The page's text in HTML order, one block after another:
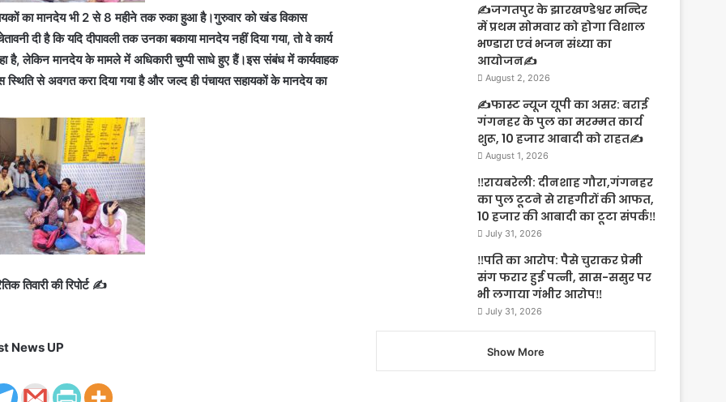
का मानदेय भी 2 से 8 महीने तक रुका हुआ है।गुरुवार को खंड विकास
दी है कि यदि दीपावली तक उनका बकाया मानदेय नहीं दिया गया, तो वे कार्य
है, लेकिन मानदेय के मामले में अधिकारी चुप्पी साधे हुए हैं।इस संबंध में कार्यवाहक
स्थिति से अवगत करा दिया गया है और जल्द ही पंचायत सहायकों के मानदेय का
तिवारी की रिपोर्ट ✍️
News UP
✍️जगतपुर के झारखण्डेश्वर मन्दिर
में प्रथम सोमवार को होगा विशाल
भण्डारा एवं भजन संध्या का
आयोजन✍️
August 2, 2026
✍️फास्ट न्यूज यूपी का असर: बराई
गंगनहर के पुल का मरम्मत कार्य
शुरू, 10 हजार आबादी को राहत✍️
August 1, 2026
‼️रायबरेली: दीनशाह गौरा,गंगनहर
का पुल टूटने से राहगीरों की आफत,
10 हजार की आबादी का टूटा संपर्क‼️
July 31, 2026
‼️पति का आरोप: पैसे चुराकर प्रेमी
संग फरार हुई पत्नी, सास-ससुर पर
भी लगाया गंभीर आरोप‼️
July 31, 2026
Show More